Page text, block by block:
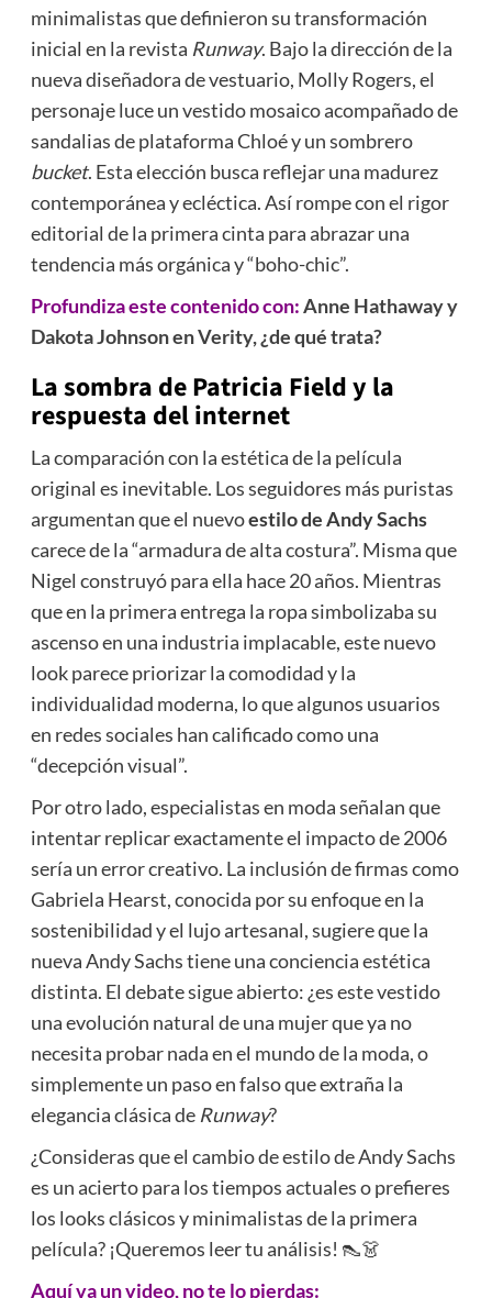
minimalistas que definieron su transformación
inicial en la revista Runway. Bajo la dirección de la
nueva diseñadora de vestuario, Molly Rogers, el
personaje luce un vestido mosaico acompañado de
sandalias de plataforma Chloé y un sombrero
bucket. Esta elección busca reflejar una madurez
contemporánea y ecléctica. Así rompe con el rigor
editorial de la primera cinta para abrazar una
tendencia más orgánica y “boho-chic”.
Profundiza este contenido con:Anne Hathaway y
Dakota Johnson en Verity, ¿de qué trata?
La sombra de Patricia Field y la
respuesta del internet
La comparación con la estética de la película
original es inevitable. Los seguidores más puristas
argumentan que el nuevoestilo de Andy Sachs
carece de la “armadura de alta costura”. Misma que
Nigel construyó para ella hace 20 años. Mientras
que en la primera entrega la ropa simbolizaba su
ascenso en una industria implacable, este nuevo
look parece priorizar la comodidad y la
individualidad moderna, lo que algunos usuarios
en redes sociales han calificado como una
“decepción visual”.
Por otro lado, especialistas en moda señalan que
intentar replicar exactamente el impacto de 2006
sería un error creativo. La inclusión de firmas como
Gabriela Hearst, conocida por su enfoque en la
sostenibilidad y el lujo artesanal, sugiere que la
nueva Andy Sachs tiene una conciencia estética
distinta. El debate sigue abierto: ¿es este vestido
una evolución natural de una mujer que ya no
necesita probar nada en el mundo de la moda, o
simplemente un paso en falso que extraña la
elegancia clásica de Runway?
¿Consideras que el cambio de estilo de Andy Sachs
es un acierto para los tiempos actuales o prefieres
los looks clásicos y minimalistas de la primera
película? ¡Queremos leer tu análisis! 👠👗
Aquí va un video, no te lo pierdas: